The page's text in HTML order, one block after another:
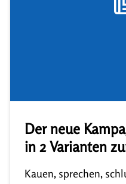
Der neue
in 2 Varianten
Kauen, sprechen,